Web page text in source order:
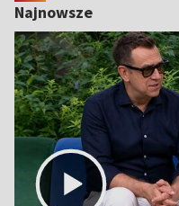
Najnowsze